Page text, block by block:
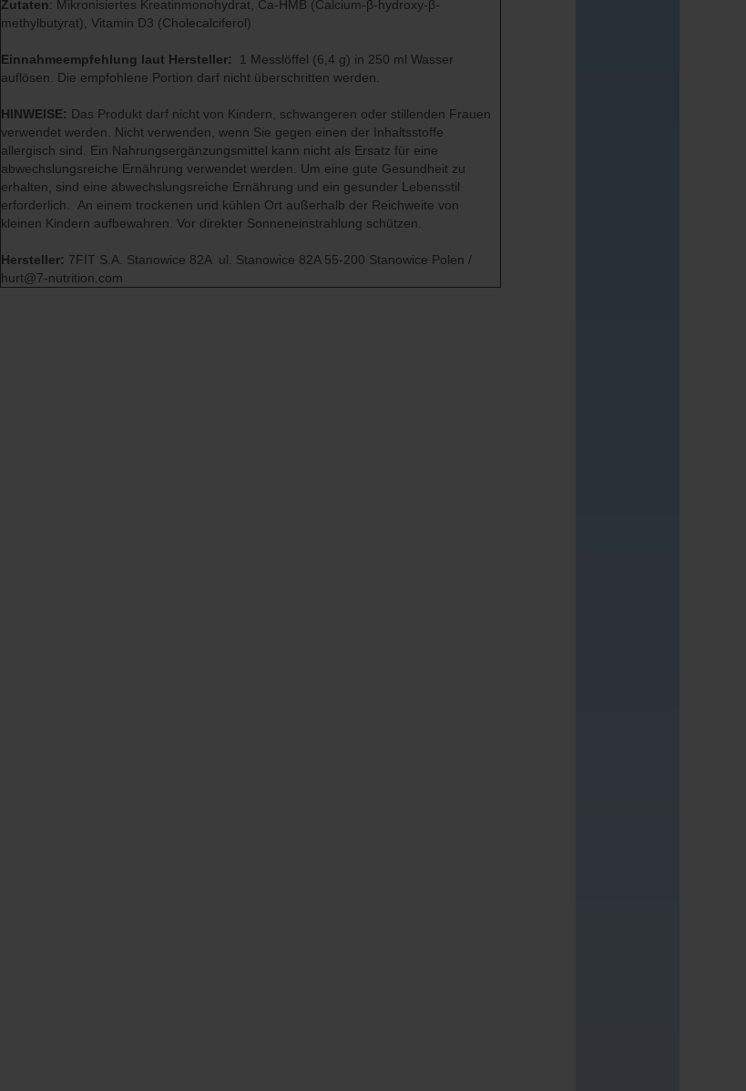
Zutaten: Mikronisiertes Kreatinmonohydrat, Ca-HMB (Calcium-β-hydroxy-β-
methylbutyrat), Vitamin D3 (Cholecalciferol)
Einnahmeempfehlung laut Hersteller:
1 Messlöffel (6,4 g) in 250 ml Wasser
auflösen. Die empfohlene Portion darf nicht überschritten werden.
HINWEISE: Das Produkt darf nicht von Kindern, schwangeren oder stillenden Frauen
verwendet werden. Nicht verwenden, wenn Sie gegen einen der Inhaltsstoffe
allergisch sind. Ein Nahrungsergänzungsmittel kann nicht als Ersatz für eine
abwechslungsreiche Ernährung verwendet werden. Um eine gute Gesundheit zu
erhalten, sind eine abwechslungsreiche Ernährung und ein gesunder Lebensstil
erforderlich. An einem trockenen und kühlen Ort außerhalb der Reichweite von
kleinen Kindern aufbewahren. Vor direkter Sonneneinstrahlung schützen.
Hersteller: 7FIT S.A. Stanowice 82A ul. Stanowice 82A 55-200 Stanowice Polen /
hurt@7-nutrition.com